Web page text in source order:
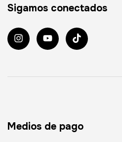
Sigamos conectados
Medios de pago